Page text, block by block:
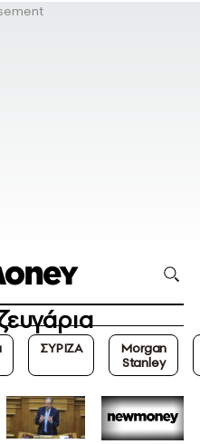
ΣΥΡΙΖΑ
Morgan
Stanley